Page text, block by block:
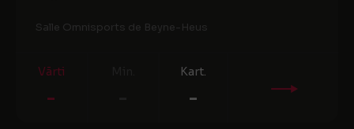
Salle Omnisports de Beyne-Heus
Vārti
-
Kart.
-